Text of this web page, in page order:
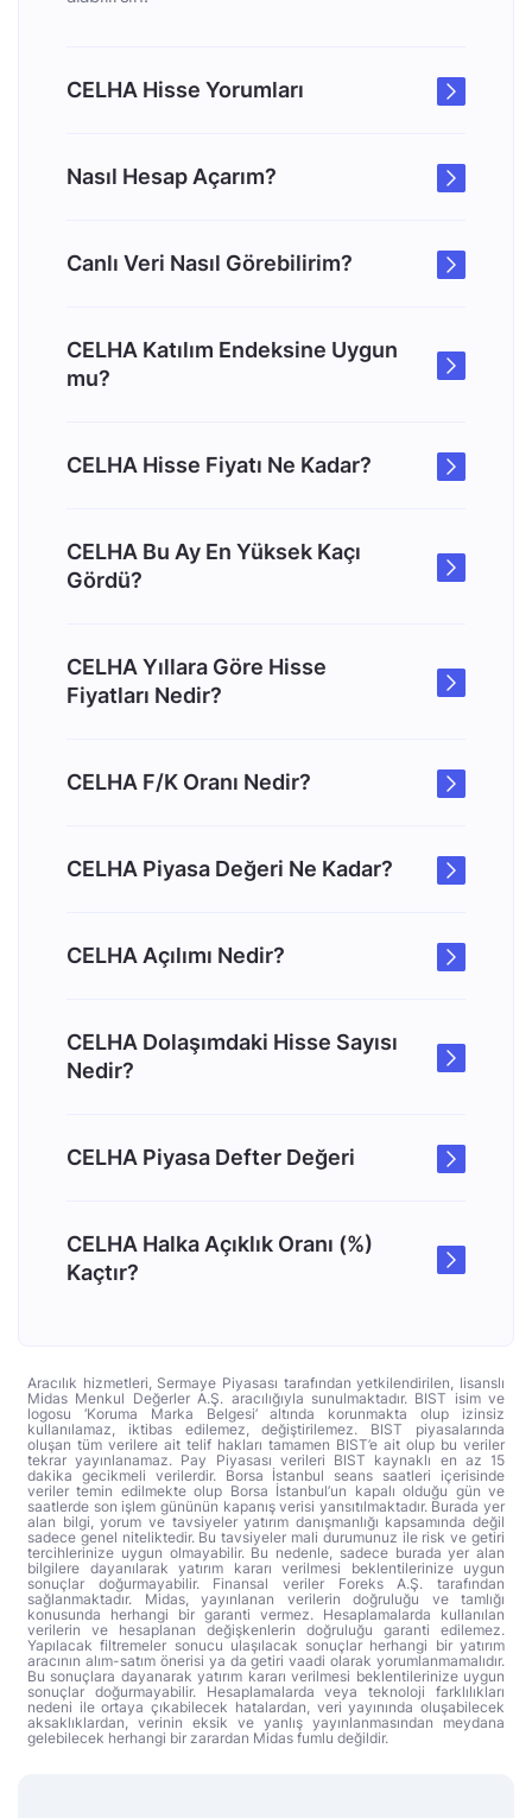
CELHA Hisse Yorumları
Nasıl Hesap Açarım?
Canlı Veri Nasıl Görebilirim?
CELHA Katılım Endeksine Uygun
mu?
CELHA Hisse Fiyatı Ne Kadar?
CELHA Bu Ay En Yüksek Kaçı
Gördü?
CELHA Yıllara Göre Hisse
Fiyatları Nedir?
CELHA F/K Oranı Nedir?
CELHA Piyasa Değeri Ne Kadar?
CELHA Açılımı Nedir?
CELHA Dolaşımdaki Hisse Sayısı
Nedir?
CELHA Piyasa Defter Değeri
CELHA Halka Açıklık Oranı (%)
Kaçtır?
Aracılık hizmetleri, Sermaye Piyasası tarafından yetkilendirilen, lisanslı
Midas Menkul Değerler A.Ş. aracılığıyla sunulmaktadır. BIST isim ve
logosu ‘Koruma Marka Belgesi’ altında korunmakta olup izinsiz
kullanılamaz, iktibas edilemez, değiştirilemez. BIST piyasalarında
oluşan tüm verilere ait telif hakları tamamen BIST’e ait olup bu veriler
tekrar yayınlanamaz. Pay Piyasası verileri BIST kaynaklı en az 15
dakika gecikmeli verilerdir. Borsa İstanbul seans saatleri içerisinde
veriler temin edilmekte olup Borsa İstanbul’un kapalı olduğu gün ve
saatlerde son işlem gününün kapanış verisi yansıtılmaktadır. Burada yer
alan bilgi, yorum ve tavsiyeler yatırım danışmanlığı kapsamında değil
sadece genel niteliktedir. Bu tavsiyeler mali durumunuz ile risk ve getiri
tercihlerinize uygun olmayabilir. Bu nedenle, sadece burada yer alan
bilgilere dayanılarak yatırım kararı verilmesi beklentilerinize uygun
sonuçlar doğurmayabilir. Finansal veriler Foreks A.Ş. tarafından
sağlanmaktadır. Midas, yayınlanan verilerin doğruluğu ve tamlığı
konusunda herhangi bir garanti vermez. Hesaplamalarda kullanılan
verilerin ve hesaplanan değişkenlerin doğruluğu garanti edilemez.
Yapılacak filtremeler sonucu ulaşılacak sonuçlar herhangi bir yatırım
aracının alım-satım önerisi ya da getiri vaadi olarak yorumlanmamalıdır.
Bu sonuçlara dayanarak yatırım kararı verilmesi beklentilerinize uygun
sonuçlar doğurmayabilir. Hesaplamalarda veya teknoloji farklılıkları
nedeni ile ortaya çıkabilecek hatalardan, veri yayınında oluşabilecek
aksaklıklardan, verinin eksik ve yanlış yayınlanmasından meydana
gelebilecek herhangi bir zarardan Midas fumlu değildir.